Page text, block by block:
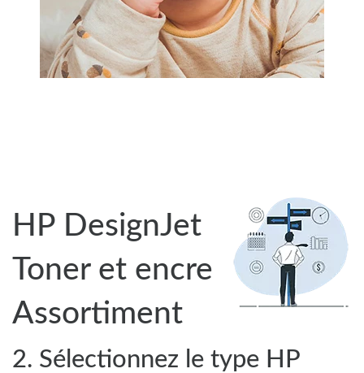
HP DesignJet
Toner et encre
Assortiment
2. Sélectionnez le type HP